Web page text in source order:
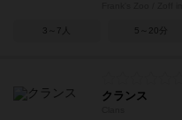
3～7人 5～20分
クランス